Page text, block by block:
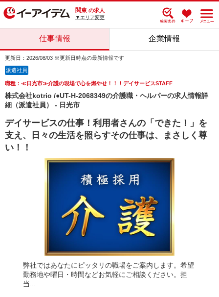
関東 の求人
▼エリア変更
仕事情報 企業情報
更新日：2026/08/03 ※更新日時点の最新情報です
派遣社員
職種：≪日光市≫介護の現場で心を燃やせ！！！デイサービスSTAFF
株式会社kotrio /●UT-H-2068349の介護職・ヘルパーの求人情報詳
細（派遣社員） - 日光市
デイサービスの仕事！利用者さんの「できた！」を
支え、日々の生活を照らすその仕事は、まさしく尊
い！！
弊社ではあなたにピッタリの職場をご案内します。希望
勤務地や曜日・時間などお気軽にご相談ください。担
当...